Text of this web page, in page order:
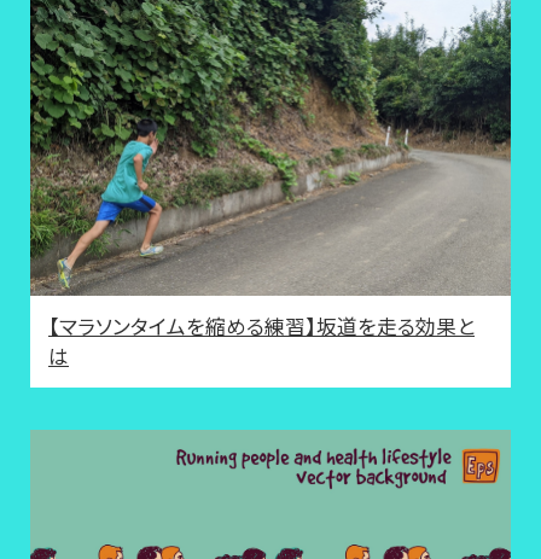
【マラソンタイムを縮める練習】坂道を走る効果と
は